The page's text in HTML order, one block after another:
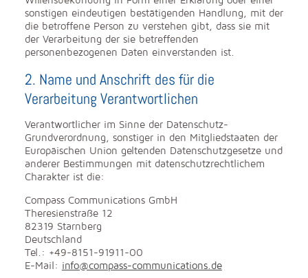
sonstigen eindeutigen bestätigenden Handlung, mit der
die betroffene Person zu verstehen gibt, dass sie mit
der Verarbeitung der sie betreffenden
personenbezogenen Daten einverstanden ist.
2. Name und Anschrift des für die
Verarbeitung Verantwortlichen
Verantwortlicher im Sinne der Datenschutz-
Grundverordnung, sonstiger in den Mitgliedstaaten der
Europäischen Union geltenden Datenschutzgesetze und
anderer Bestimmungen mit datenschutzrechtlichem
Charakter ist die:
Compass Communications GmbH
Theresienstraße 12
82319 Starnberg
Deutschland
Tel.: +49-8151-91911-00
E-Mail: info@compass-communications.de